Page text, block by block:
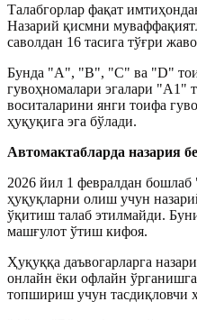
Талабгорлар фақат
Назарий қисмни
саволдан 16 тасига тўғри
Бунда "A", "B", "C" ва "D"
гувоҳномалари эгалари "A1"
воситаларини янги тоифа
ҳуқуқига эга бўлади.
Автомактабларда назария
2026 йил 1 февралдан
ҳуқуқларни олиш учун
ўқитиш талаб этилмайди.
машғулот ўтиш кифоя.
Ҳуқуққа даъвогарларга
онлайн ёки офлайн
топшириш учун тасдиқловчи